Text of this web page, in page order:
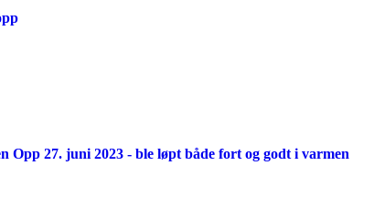
Opp 27. juni 2023 - ble løpt både fort og godt i varmen